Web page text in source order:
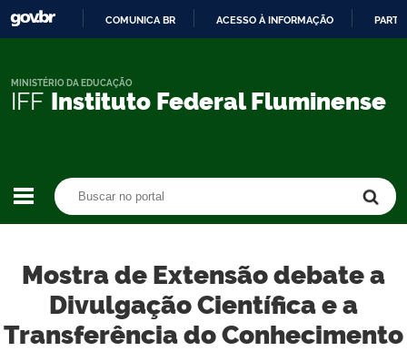
CONTEÚDO
COMUNICA BR ACESSO À INFORMAÇÃO
IFF Instituto Federal Fluminense
MINISTÉRIO DA EDUCAÇÃO
Mostra de Extensão debate a
Divulgação Científica e a
Transferência do Conhecimento